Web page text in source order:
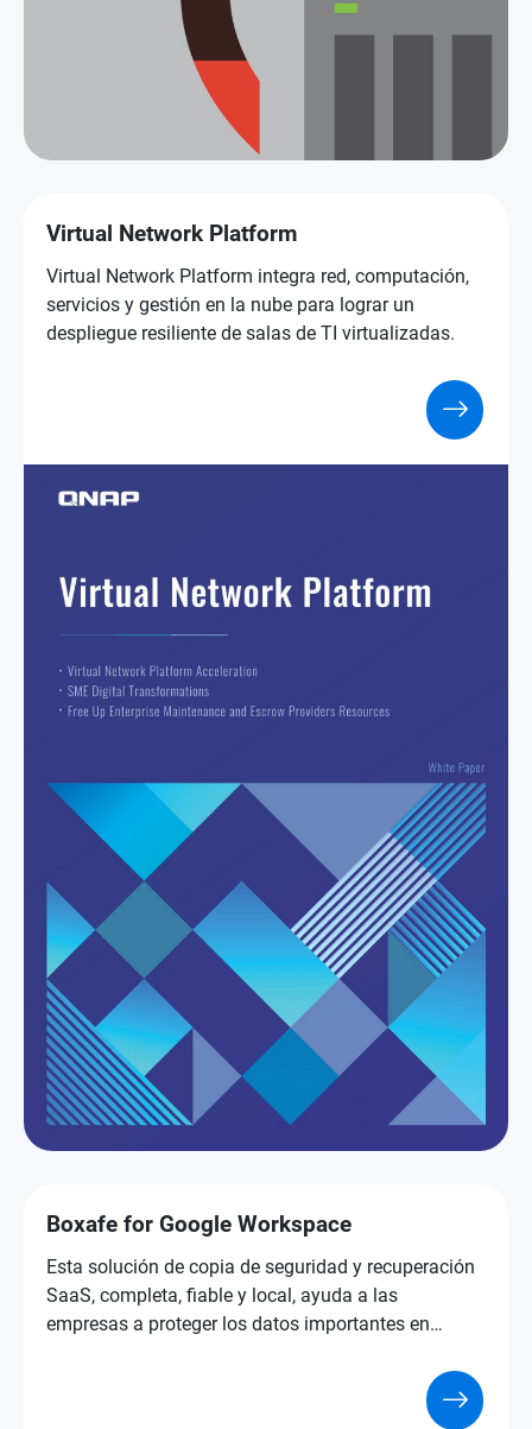
Virtual Network Platform
Virtual Network Platform integra red, computación,
servicios y gestión en la nube para lograr un
despliegue resiliente de salas de TI virtualizadas.
Boxafe for Google Workspace
Esta solución de copia de seguridad y recuperación
SaaS, completa, fiable y local, ayuda a las
empresas a proteger los datos importantes en